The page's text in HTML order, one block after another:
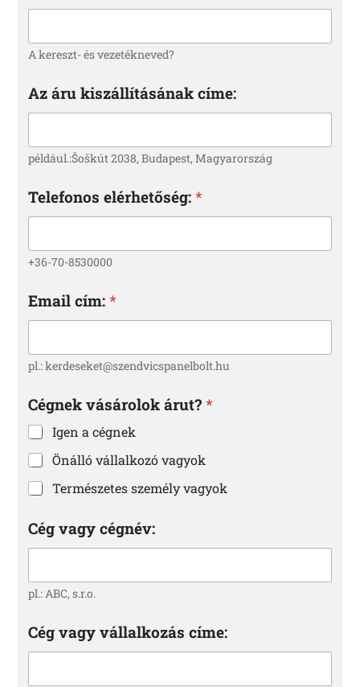
A kereszt- és vezetékneved?
Az áru kiszállításának címe:
például.:Šoškút 2038, Budapest, Magyarország
Telefonos elérhetőség:*
+36-70-8530000
Email cím:*
pl.: kerdeseket@szendvicspanelbolt.hu
Cégnek vásárolok árut?*
Igen a cégnek
Önálló vállalkozó vagyok
Természetes személy vagyok
Cég vagy cégnév:
pl.: ABC, s.r.o.
Cég vagy vállalkozás címe: